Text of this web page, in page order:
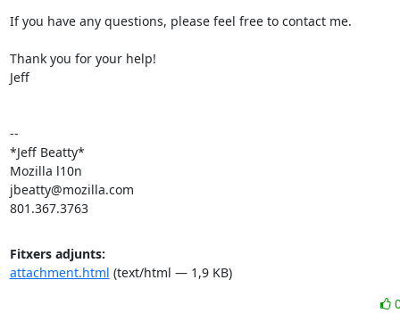
If you have any questions, please feel free to contact me.
Thank you for your help!
Jeff
--
*Jeff Beatty*
Mozilla l10n
jbeatty@mozilla.com
801.367.3763
Fitxers adjunts:
attachment.html (text/html — 1,9 KB)